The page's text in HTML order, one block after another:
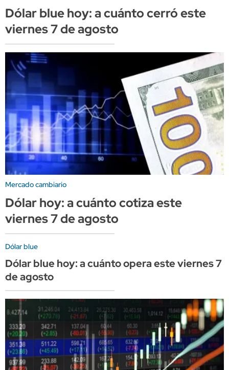
Dólar blue hoy: a cuánto cerró este
viernes 7 de agosto
Mercado cambiario
Dólar hoy: a cuánto cotiza este
viernes 7 de agosto
Dólar blue
Dólar blue hoy: a cuánto opera este viernes 7
de agosto